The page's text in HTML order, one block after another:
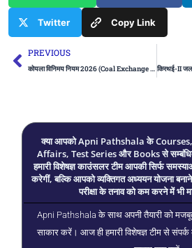
Twitter Copy Link
Prev
PREVIOUS
कोयला विनिमय नियम 2026 (Coal Exchange Rules 2026)
क्या आपको Apni Pathshala के
Affairs, Test Series और Books से सम्बंधित
हमारी विशेषज्ञ काउंसलर टीम आपकी सिर्फ
करेगीं, बल्कि आपको व्यक्तिगत अध्ययन योजना
परीक्षा के तनाव को कम करने में भी
Apni Pathshala के साथ अपनी तैयारी को
साकार करें। आज ही हमारी विशेषज्ञ टीम से